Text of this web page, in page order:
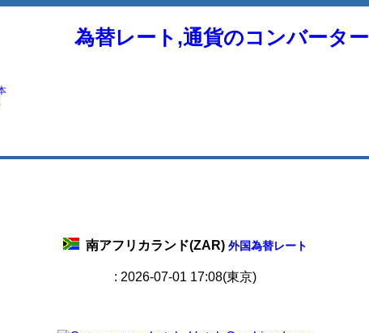
為替レート,通貨のコンバーター
南アフリカランド(ZAR) 外国為替レート
: 2026-07-01 17:08(東京)